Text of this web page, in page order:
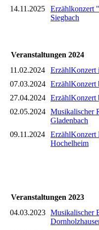
14.11.2025
Erzählkonzert
Siegbach
Veranstaltungen 2024
11.02.2024
ErzählKonzert
07.03.2024 ErzählKonzert
27.04.2024 ErzählKonzert
02.05.2024 Musikalischer
Gladenbach
09.11.2024
ErzählKonzert
Hochelheim
Veranstaltungen 2023
04.03.2023 Musikalischer